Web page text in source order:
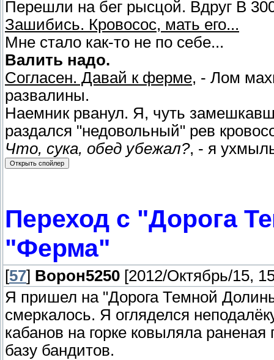
Перешли на бег рысцой. Вдруг В
Зашибись. Кровосос, мать его...
Мне стало как-то не по себе...
Валить надо.
Согласен. Давай к ферме, - Лом
развалины.
Наемник рванул. Я, чуть
раздался "недовольный" рев
Что, сука, обед убежал?, - я
Переход с "Дорога
"Ферма"
[57] Ворон5250 [2012/Октябрь/15,
Я пришел на "Дорога Темной
смеркалось. Я огляделся
кабанов на горке ковыляла
базу бандитов.